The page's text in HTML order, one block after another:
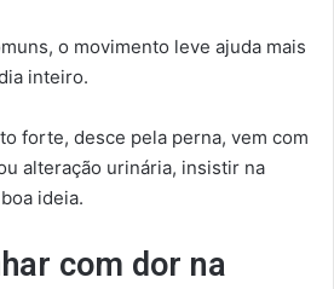
o movimento leve ajuda mais
inteiro.
forte, desce pela perna, vem com
alteração urinária, insistir na
ideia.
com dor na